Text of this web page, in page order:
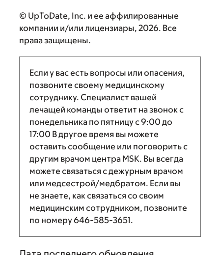
© UpToDate, Inc. и ее аффилированные
компании и/или лицензиары, 2026. Все
права защищены.
Если у вас есть вопросы или опасения,
позвоните своему медицинскому
сотруднику. Специалист вашей
лечащей команды ответит на звонок с
понедельника по пятницу с9:00 до
17:00 В другое время вы можете
оставить сообщение или поговорить с
другим врачом центра MSK. Вы всегда
можете связаться с дежурным врачом
или медсестрой/медбратом. Если вы
не знаете, как связаться со своим
медицинским сотрудником, позвоните
по номеру646-585-3651.